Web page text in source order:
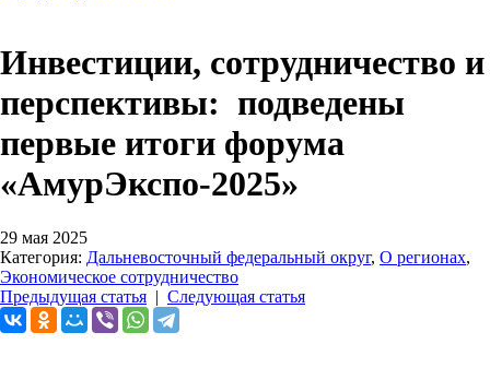
Инвестиции, сотрудничество и
перспективы: подведены
первые итоги форума
«АмурЭкспо-2025»
29 мая 2025
Категория: Дальневосточный федеральный округ, О регионах,
Экономическое сотрудничество
Предыдущая статья | Следующая статья